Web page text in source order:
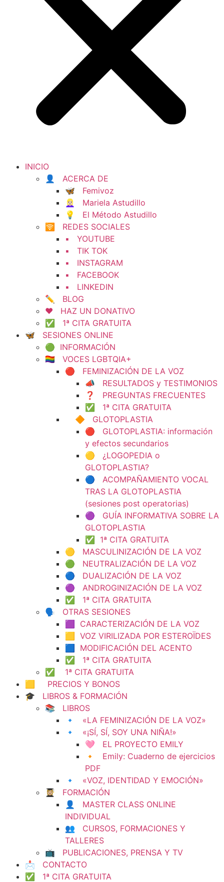
INICIO
👤 ACERCA DE
🦋 Femivoz
👱🏻‍♀️ Mariela Astudillo
💡 El Método Astudillo
🛜 REDES SOCIALES
▪️ YOUTUBE
▪️ TIK TOK
▪️ INSTAGRAM
▪️ FACEBOOK
▪️ LINKEDIN
✏️ BLOG
❤️ HAZ UN DONATIVO
✅ 1ª CITA GRATUITA
🦋 SESIONES ONLINE
🟢 INFORMACIÓN
🏳️‍🌈 VOCES LGBTQIA+
🔴 FEMINIZACIÓN DE LA VOZ
📣 RESULTADOS y TESTIMONIOS
❓ PREGUNTAS FRECUENTES
✅ 1ª CITA GRATUITA
🔶 GLOTOPLASTIA
🔴 GLOTOPLASTIA: información
y efectos secundarios
🟡 ¿LOGOPEDIA o
GLOTOPLASTIA?
🔵 ACOMPAÑAMIENTO VOCAL
TRAS LA GLOTOPLASTIA
(sesiones post operatorias)
🟣 GUÍA INFORMATIVA SOBRE LA
GLOTOPLASTIA
✅ 1ª CITA GRATUITA
🟡 MASCULINIZACIÓN DE LA VOZ
🟢 NEUTRALIZACIÓN DE LA VOZ
🔵 DUALIZACIÓN DE LA VOZ
🟣 ANDROGINIZACIÓN DE LA VOZ
✅ 1ª CITA GRATUITA
🗣️ OTRAS SESIONES
🟪 CARACTERIZACIÓN DE LA VOZ
🟨 VOZ VIRILIZADA POR ESTEROÏDES
🟦 MODIFICACIÓN DEL ACENTO
✅ 1ª CITA GRATUITA
✅ 1ª CITA GRATUITA
🟨 PRECIOS Y BONOS
🎓 LIBROS & FORMACIÓN
📚 LIBROS
🔹 «LA FEMINIZACIÓN DE LA VOZ»
🔹 «¡SÍ, SÍ, SOY UNA NIÑA!»
🩷 EL PROYECTO EMILY
🔸 Emily: Cuaderno de ejercicios
PDF
🔹 «VOZ, IDENTIDAD Y EMOCIÓN»
👩🏼‍🎓 FORMACIÓN
👤 MASTER CLASS ONLINE
INDIVIDUAL
👥 CURSOS, FORMACIONES Y
TALLERES
📺 PUBLICACIONES, PRENSA Y TV
📩 CONTACTO
✅ 1ª CITA GRATUITA